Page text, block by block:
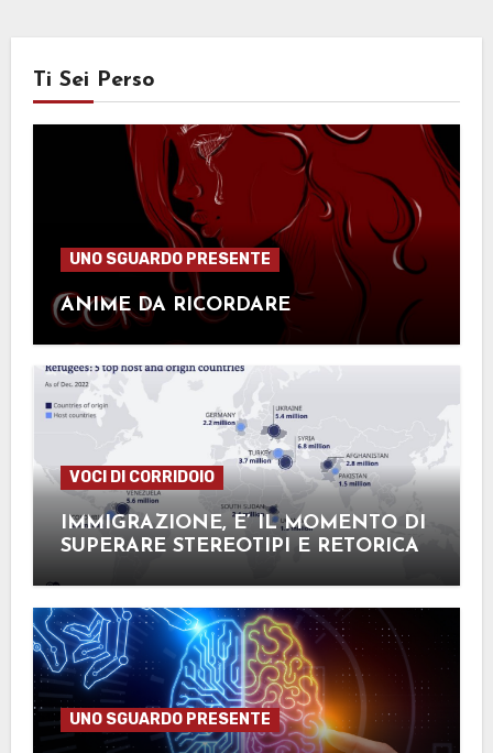
Ti Sei Perso
UNO SGUARDO PRESENTE
ANIME DA RICORDARE
VOCI DI CORRIDOIO
IMMIGRAZIONE, E’ IL MOMENTO DI
SUPERARE STEREOTIPI E RETORICA
UNO SGUARDO PRESENTE